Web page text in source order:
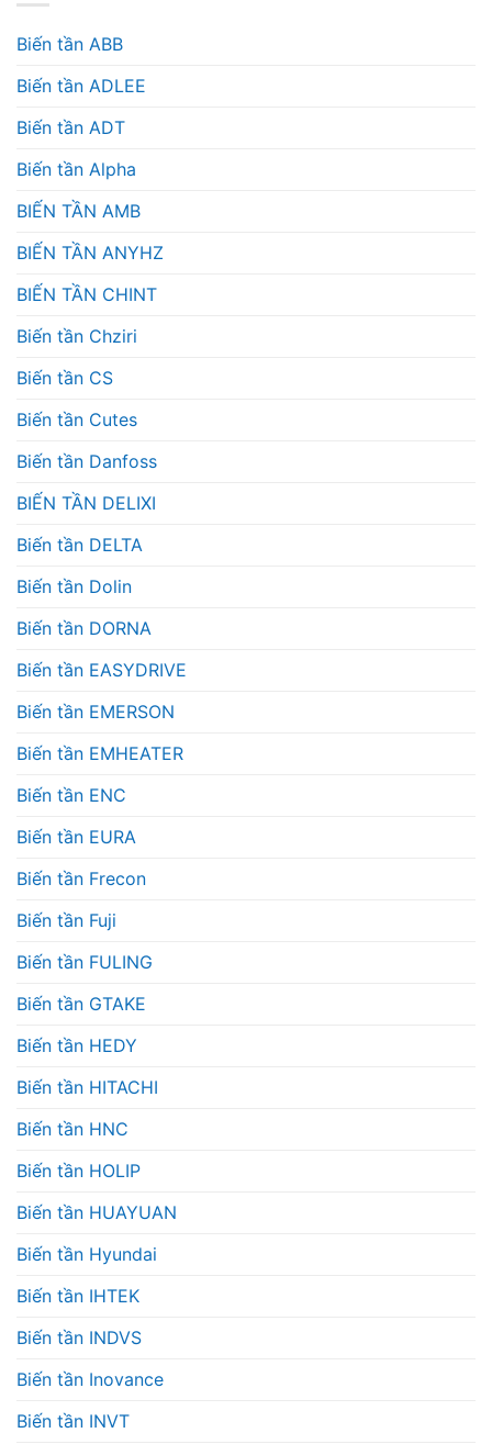
Biến tần ABB
Biến tần ADLEE
Biến tần ADT
Biến tần Alpha
BIẾN TẦN AMB
BIẾN TẦN ANYHZ
BIẾN TẦN CHINT
Biến tần Chziri
Biến tần CS
Biến tần Cutes
Biến tần Danfoss
BIẾN TẦN DELIXI
Biến tần DELTA
Biến tần Dolin
Biến tần DORNA
Biến tần EASYDRIVE
Biến tần EMERSON
Biến tần EMHEATER
Biến tần ENC
Biến tần EURA
Biến tần Frecon
Biến tần Fuji
Biến tần FULING
Biến tần GTAKE
Biến tần HEDY
Biến tần HITACHI
Biến tần HNC
Biến tần HOLIP
Biến tần HUAYUAN
Biến tần Hyundai
Biến tần IHTEK
Biến tần INDVS
Biến tần Inovance
Biến tần INVT